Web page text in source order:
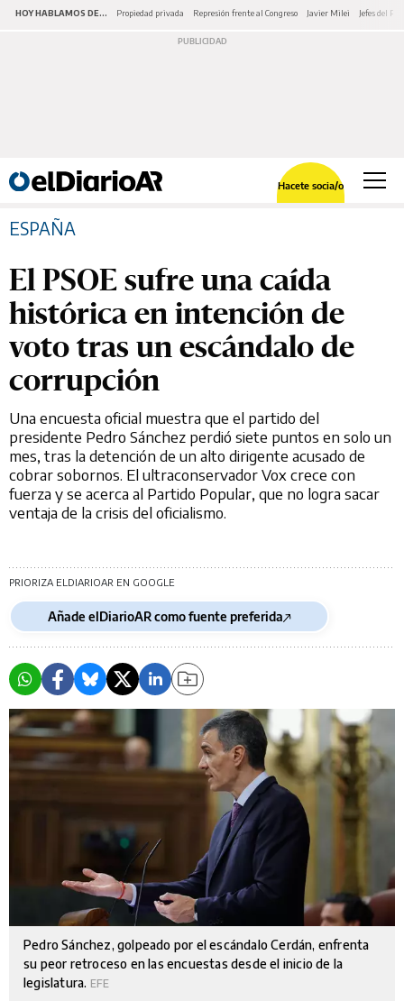
HOY HABLAMOS DE... Propiedad privada Represión frente al Congreso Javier Milei Jefes del
Hacete socia/o
ESPAÑA
El PSOE sufre una caída
histórica en intención de
voto tras un escándalo de
corrupción
Una encuesta oficial muestra que el partido del
presidente Pedro Sánchez perdió siete puntos en solo un
mes, tras la detención de un alto dirigente acusado de
cobrar sobornos. El ultraconservador Vox crece con
fuerza y se acerca al Partido Popular, que no logra sacar
ventaja de la crisis del oficialismo.
PRIORIZA ELDIARIOAR EN GOOGLE
Añade elDiarioAR como fuente preferida
Pedro Sánchez, golpeado por el escándalo Cerdán, enfrenta
su peor retroceso en las encuestas desde el inicio de la
legislatura. EFE